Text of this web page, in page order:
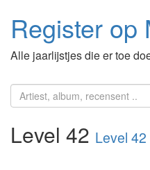
Register op
Alle jaarlijstjes die er toe
Level 42 Level 42